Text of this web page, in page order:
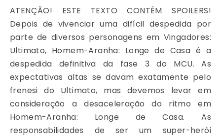
ATENÇÃO! ESTE TEXTO CONTÉM SPOILERS!
Depois de vivenciar uma difícil despedida por
parte de diversos personagens em Vingadores:
Ultimato, Homem-Aranha: Longe de Casa é a
despedida definitiva da fase 3 do MCU. As
expectativas altas se davam exatamente pelo
frenesi do Ultimato, mas devemos levar em
consideração a desaceleração do ritmo em
Homem-Aranha: Longe de Casa. As
responsabilidades de ser um super-herói